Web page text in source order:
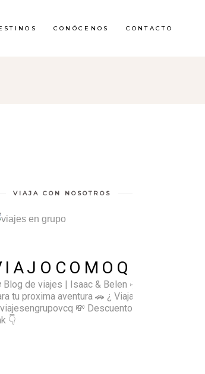
CONÓCENOS CONTACTO
VIAJA CON NOSOTROS
Blog de viajes | Isaac & Belen ✈️ Inspírate
tu proxima aventura 🚗 ¿ Viajas sol@? 👉🏻
💸 Descuentos y tips en el
👇